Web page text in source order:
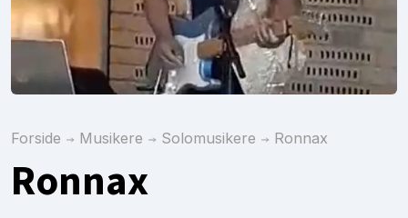
Forside Musikere Solomusikere Ronnax
Ronnax